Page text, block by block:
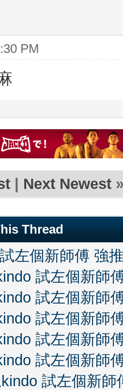
PM
| Next Newest
Thread
左個新師傅 強
試左個新師
試左個新師
試左個新師
試左個新師
試左個新師
試左個新師